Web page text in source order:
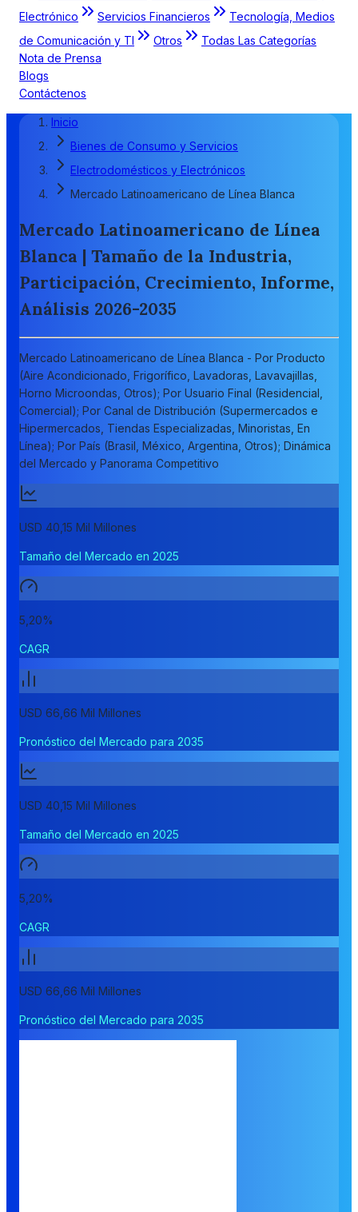
Electrónico
Servicios Financieros
Tecnología, Medios
de Comunicación y TI
Otros
Todas Las Categorías
Nota de Prensa
Blogs
Contáctenos
Inicio
Bienes de Consumo y Servicios
Electrodomésticos y Electrónicos
Mercado Latinoamericano de Línea Blanca
Mercado Latinoamericano de Línea
Blanca | Tamaño de la Industria,
Participación, Crecimiento, Informe,
Análisis 2026-2035
Mercado Latinoamericano de Línea Blanca - Por Producto
(Aire Acondicionado, Frigorífico, Lavadoras, Lavavajillas,
Horno Microondas, Otros); Por Usuario Final (Residencial,
Comercial); Por Canal de Distribución (Supermercados e
Hipermercados, Tiendas Especializadas, Minoristas, En
Línea); Por País (Brasil, México, Argentina, Otros); Dinámica
del Mercado y Panorama Competitivo
USD 40,15 Mil Millones
Tamaño del Mercado en 2025
5,20%
CAGR
USD 66,66 Mil Millones
Pronóstico del Mercado para 2035
USD 40,15 Mil Millones
Tamaño del Mercado en 2025
5,20%
CAGR
USD 66,66 Mil Millones
Pronóstico del Mercado para 2035